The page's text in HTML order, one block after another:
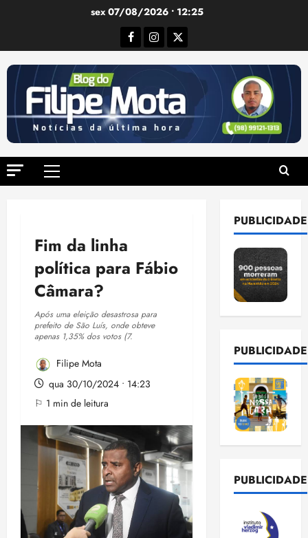
sex 07/08/2026 • 12:25
Facebook
Instagram
Twitter
Menu
Fim da linha
política para Fábio
Câmara?
Após uma eleição desastrosa para
prefeito de São Luís, onde obteve
apenas 1,35% dos votos (7.
Filipe Mota
qua 30/10/2024 • 14:23
⚐ 1 min de leitura
PUBLICIDADE
PUBLICIDADE
PUBLICIDADE